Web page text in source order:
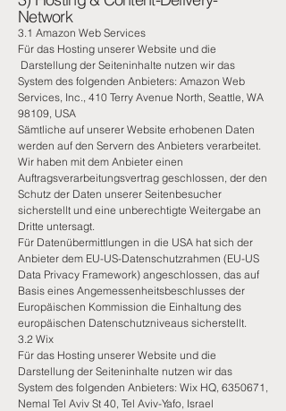
Network
3.1 Amazon Web Services
Für das Hosting unserer Website und die
Darstellung der Seiteninhalte nutzen wir das
System des folgenden Anbieters: Amazon Web
Services, Inc., 410 Terry Avenue North, Seattle, WA
98109, USA
Sämtliche auf unserer Website erhobenen Daten
werden auf den Servern des Anbieters verarbeitet.
Wir haben mit dem Anbieter einen
Auftragsverarbeitungsvertrag geschlossen, der den
Schutz der Daten unserer Seitenbesucher
sicherstellt und eine unberechtigte Weitergabe an
Dritte untersagt.
Für Datenübermittlungen in die USA hat sich der
Anbieter dem EU-US-Datenschutzrahmen (EU-US
Data Privacy Framework) angeschlossen, das auf
Basis eines Angemessenheitsbeschlusses der
Europäischen Kommission die Einhaltung des
europäischen Datenschutzniveaus sicherstellt.
3.2 Wix
Für das Hosting unserer Website und die
Darstellung der Seiteninhalte nutzen wir das
System des folgenden Anbieters: Wix HQ, 6350671 ,
Nemal Tel Aviv St 40, Tel Aviv-Yafo, Israel